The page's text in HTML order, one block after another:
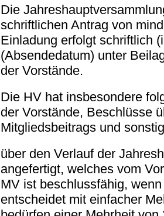
Die
schriftlichen Antrag von
Einladung erfolgt schriftlich
(Absendedatum) unter
der Vorstände.
Die HV hat insbesondere
der Vorstände, Beschlüsse
Mitgliedsbeitrags und
über den Verlauf der
angefertigt, welches vom
MV ist beschlussfähig,
entscheidet mit einfacher